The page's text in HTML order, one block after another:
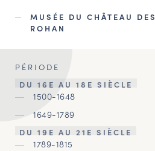
MUSÉE DU CHÂTEAU DES
ROHAN
PÉRIODE
DU 16E AU 18E SIÈCLE
1500-1648
1649-1789
DU 19E AU 21E SIÈCLE
1789-1815